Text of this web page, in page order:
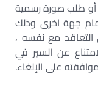
أو طلب صورة رسمية
جهة اخرى وذلك
مع نفسه ،
عن السير في
على الإلغاء.